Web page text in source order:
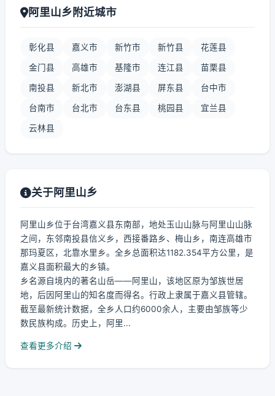
阿里山乡附近城市
彰化县 嘉义市 新竹市 新竹县 花莲县
金门县 高雄市 基隆市 连江县 苗栗县
南投县 新北市 澎湖县 屏东县 台中市
台南市 台北市 台东县 桃园县 宜兰县
云林县
关于阿里山乡
阿里山乡位于台湾嘉义县东南部，地处玉山山脉与阿里山山脉
之间，东邻南投县信义乡，西接番路乡、梅山乡，南连高雄市
那玛夏区，北靠水里乡。全乡总面积达1182.354平方公里，是
嘉义县面积最大的乡镇。
乡名源自境内的著名山岳——阿里山，该地区原为邹族世居
地，后因阿里山的知名度而得名。行政上隶属于嘉义县管辖。
截至最新统计数据，全乡人口约6000余人，主要由邹族等少
数民族构成。历史上，阿里...
查看更多介绍